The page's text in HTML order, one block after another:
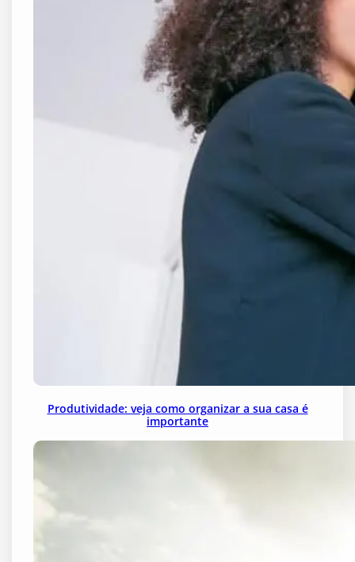
Produtividade: veja como organizar a sua casa é
importante